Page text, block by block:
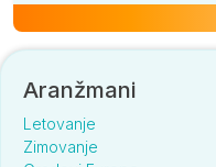
Aranžmani
Letovanje
Zimovanje